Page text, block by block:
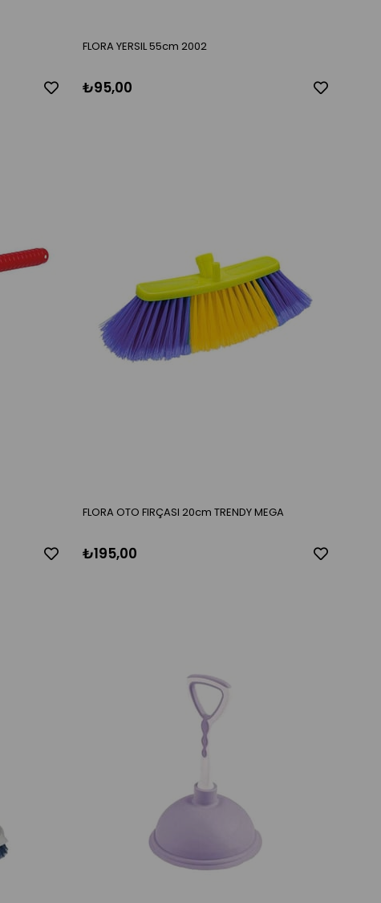
FLORA YERSIL 55cm 2002
₺95,00
FLORA OTO FIRÇASI 20cm TRENDY MEGA
₺195,00